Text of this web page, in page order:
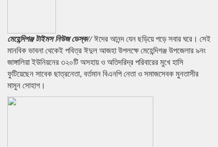
মেহেন্দিগঞ্জ টাইমস নিউজ ডেস্ক//ঈদের আনন্দ যেন ছড়িয়ে পড়ে সবার ঘরে। সেই
মানবিক ভাবনা থেকেই পবিত্র ঈদুল আজহা উপলক্ষে মেহেন্দিগঞ্জ উপজেলার ৯নং
জাঙ্গালিয়া ইউনিয়নের ৩২০টি অসহায় ও অতিদরিদ্র পরিবারের মুখে হাসি
ফুটিয়েছেন সাবেক ছাত্রনেতা, বর্তমান বিএনপি নেতা ও সমাজসেবক মুনতাসীর
মামুন সোহাগ।